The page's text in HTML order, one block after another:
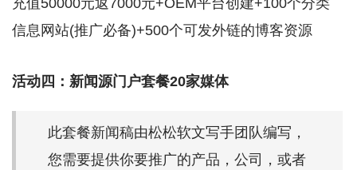
信息网站(推广必备)+500个可发外链的博客资源
活动四：新闻源门户套餐20家媒体
此套餐新闻稿由松松软文写手团队编写，
您需要提供你要推广的产品，公司，或者